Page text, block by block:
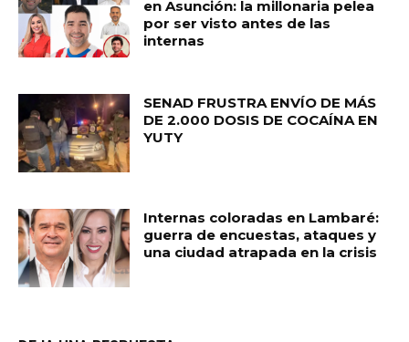
en Asunción: la millonaria pelea
por ser visto antes de las
internas
SENAD FRUSTRA ENVÍO DE MÁS
DE 2.000 DOSIS DE COCAÍNA EN
YUTY
Internas coloradas en Lambaré:
guerra de encuestas, ataques y
una ciudad atrapada en la crisis